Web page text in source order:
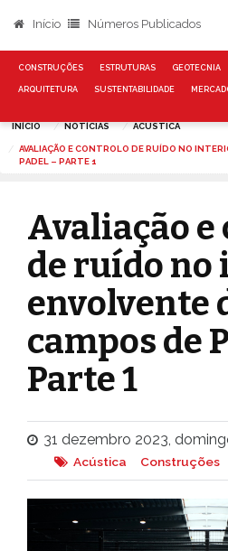
Início Números Publicados
CONSTRUÇÕES ESTRUTURAS GEOTECNIA
ARQUITETURA SUSTENTABILIDADE
INÍCIO NOTÍCIAS ACUSTICA
AVALIAÇÃO E CONTROLO DE RUÍDO NO
PADEL – PARTE 1
Avaliação
de ruído
envolvente
campos de
Parte 1
31 dezembro 2023,
Acústica Construções